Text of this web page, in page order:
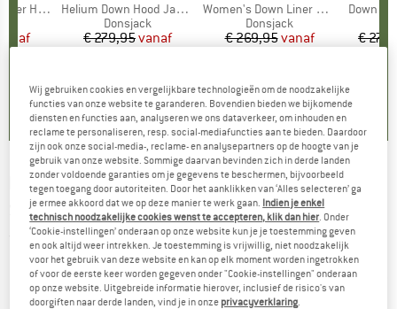
Jacket
prijs
)
Artikel
Helium Down Hood Jacket
Productgroep
Donsjack
Prijs
€ 279,95Verlaagde prijs
vanaf
5,0(4)
Artikel
Women's Down Liner Hood Jacket
Productgroep
Donsjack
Prijs
€ 269,95Verlaagde prijs
vanaf
4,9(11)
Artikel
Down
€
PEAK PERFORMANCE -Women's Track Tee -
Sportshirt
(0)
Wij gebruiken cookies en vergelijkbare technologieën om de noodzakelijke
functies van onze website te garanderen. Bovendien bieden we bijkomende
diensten en functies aan, analyseren we ons dataverkeer, om inhouden en
reclame te personaliseren, resp. social-mediafuncties aan te bieden. Daardoor
zijn ook onze social-media-, reclame- en analysepartners op de hoogte van je
gebruik van onze website. Sommige daarvan bevinden zich in derde landen
zonder voldoende garanties om je gegevens te beschermen, bijvoorbeeld
tegen toegang door autoriteiten. Door het aanklikken van ‘Alles selecteren’ ga
je ermee akkoord dat we op deze manier te werk gaan. Indien je enkel
technisch noodzakelijke cookies wenst te accepteren, klik dan hier. Onder
‘Cookie-instellingen’ onderaan op onze website kun je je toestemming geven
en ook altijd weer intrekken. Je toestemming is vrijwillig, niet noodzakelijk
voor het gebruik van deze website en kan op elk moment worden ingetrokken
of voor de eerste keer worden gegeven onder "Cookie-instellingen" onderaan
op onze website. Uitgebreide informatie hierover, inclusief de risico's van
doorgiften naar derde landen, vind je in onze privacyverklaring.